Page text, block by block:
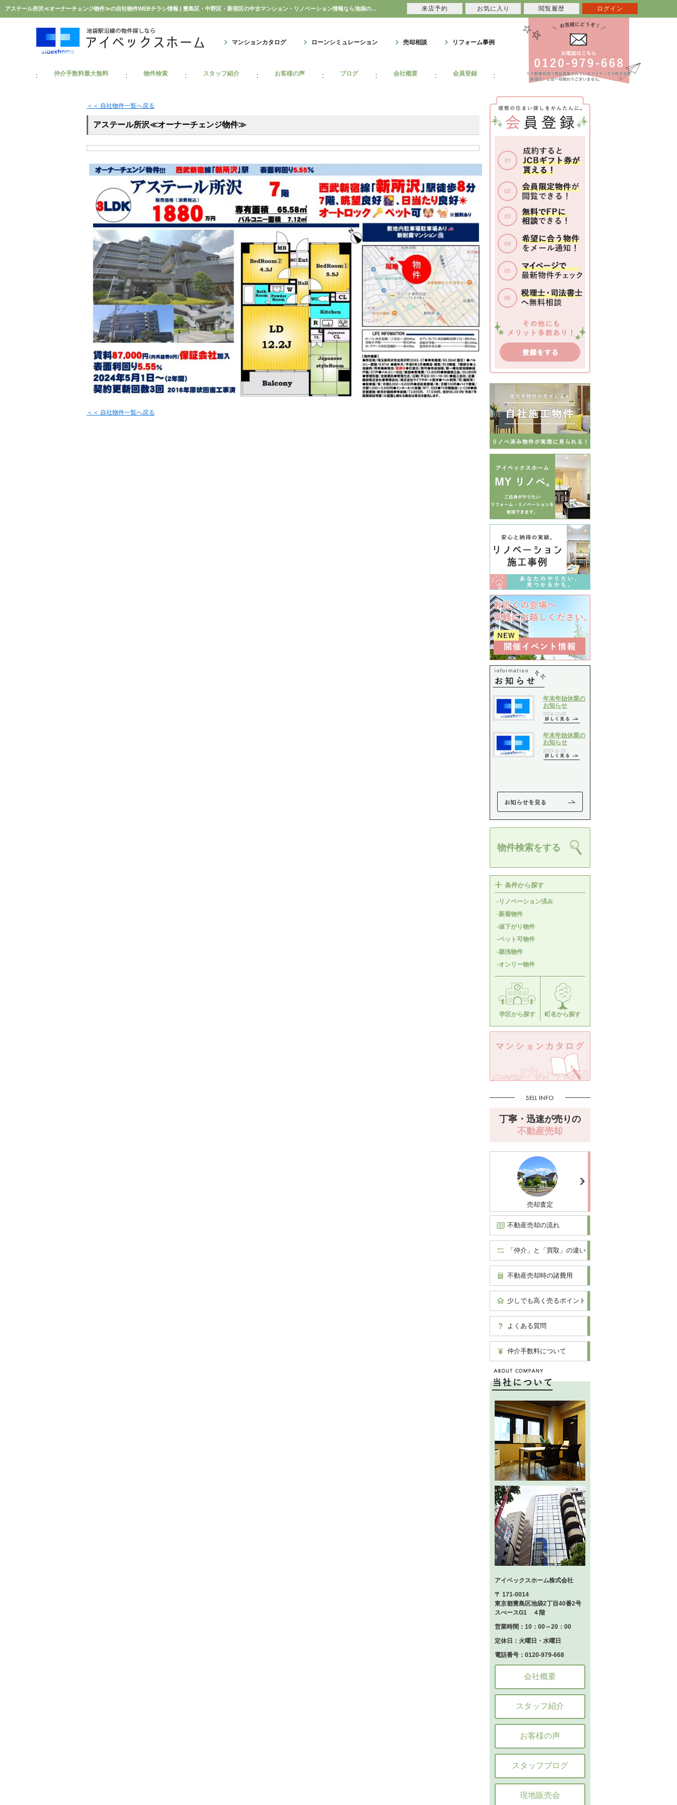
アステール所沢≪オーナーチェンジ物件≫の自社物件WEBチラシ情報 | 豊島区・中野区・新宿区の中古マンション・リノベーション情報なら池袋のアイベックスホーム！
マンションカタログ ローンシミュレーション 売却相談 リフォーム事例
仲介手数料最大無料 物件検索 スタッフ紹介 お客様の声 ブログ 会社概要 会員登録
＜＜ 自社物件一覧へ戻る
アステール所沢≪オーナーチェンジ物件≫
＜＜ 自社物件一覧へ戻る
物件検索をする
条件から探す
-リノベーション済み
-新着物件
-値下がり物件
-ペット可物件
-築浅物件
-オンリー物件
学区から探す 町名から探す
丁寧・迅速が売りの
不動産売却
売却査定
不動産売却の流れ
「仲介」と「買取」の違い
不動産売却時の諸費用
少しでも高く売るポイント
よくある質問
仲介手数料について
アイベックスホーム株式会社
〒 171-0014
東京都豊島区池袋2丁目40番2号
スぺースG1 ４階
営業時間：10：00～20：00
定休日：火曜日・水曜日
電話番号：0120-979-668
会社概要
スタッフ紹介
お客様の声
スタッフブログ
現地販売会
来店予約 お気に入り 閲覧履歴 ログイン